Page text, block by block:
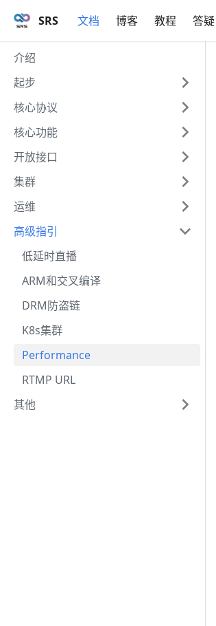
SRS 文档 博客 教程 答疑
介绍
起步
核心协议
核心功能
开放接口
集群
运维
高级指引
低延时直播
ARM和交叉编译
DRM防盗链
K8s集群
Performance
RTMP URL
其他